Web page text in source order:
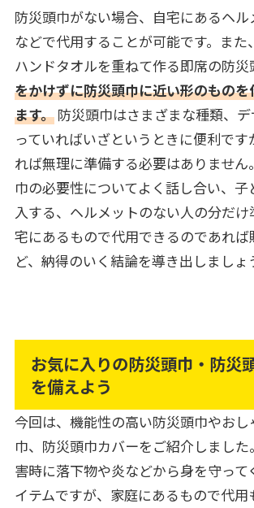
防災頭巾がない場合、自宅にあるヘ
などで代用することが可能です。また
ハンドタオルを重ねて作る即席の防災
をかけずに防災頭巾に近い形のもの
ます。 防災頭巾はさまざまな種類、
っていればいざというときに便利で
れば無理に準備する必要はありませ
巾の必要性についてよく話し合い、
入する、ヘルメットのない人の分だ
宅にあるもので代用できるのであれば
ど、納得のいく結論を導き出しましょ
お気に入りの防災頭巾・防災
を備えよう
今回は、機能性の高い防災頭巾やお
巾、防災頭巾カバーをご紹介しまし
害時に落下物や炎などから身を守って
イテムですが、家庭にあるもので代用